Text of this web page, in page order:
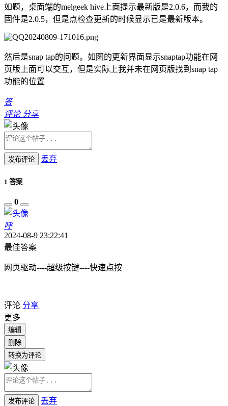
如题，桌面端的melgeek hive上面提示最新版是2.0.6，而我的
固件是2.0.5，但是点检查更新的时候显示已是最新版本。
然后是snap tap的问题。如图的更新界面显示snaptap功能在网
页版上面可以交互，但是实际上我并未在网页版找到snap tap
功能的位置
答
评论 分享
发布评论 丢弃
1 答案
0
呼
2024-08-9 23:22:41
最佳答案
网页驱动----超级按键----快速点按
评论 分享
更多
编辑
删除
转换为评论
发布评论
丢弃